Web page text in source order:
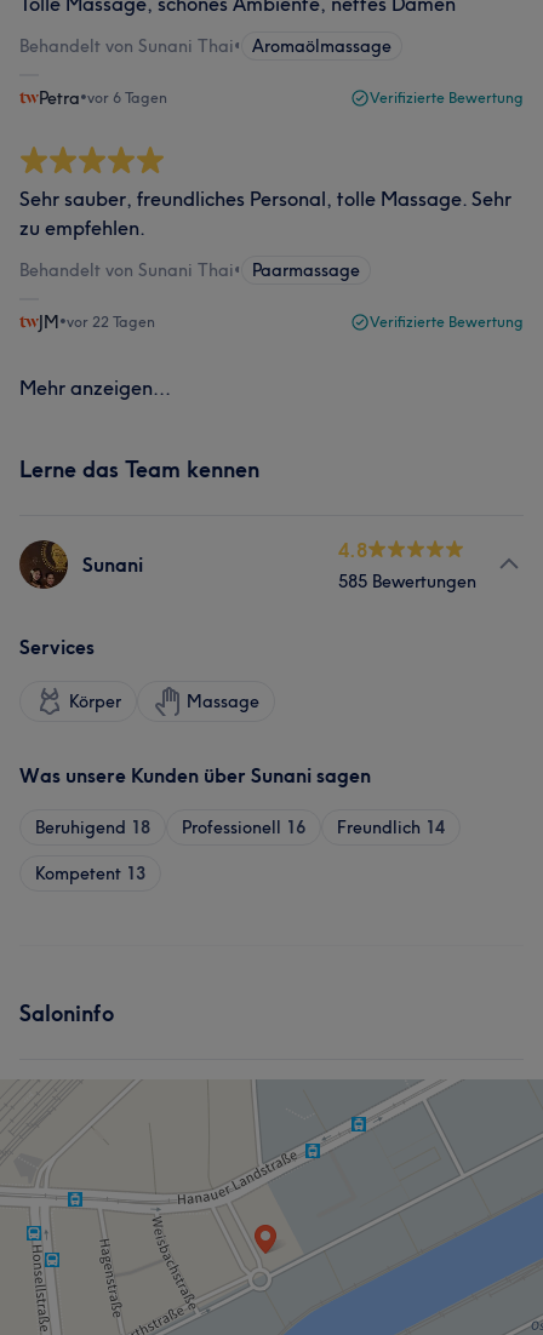
Behandelt von Sunani Thai• Aromaölmassage
Petra•vor 6 Tagen Verifizierte Bewertung
Sehr sauber, freundliches Personal, tolle Massage. Sehr
zu empfehlen.
Behandelt von Sunani Thai• Paarmassage
JM•vor 22 Tagen Verifizierte Bewertung
Mehr anzeigen...
Lerne das Team kennen
Sunani
4.8
585 Bewertungen
Services
Körper Massage
Was unsere Kunden über Sunani sagen
Beruhigend 18 Professionell 16 Freundlich 14
Kompetent 13
Saloninfo